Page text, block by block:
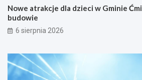
l
a
r
z
i
n
i
e
Nowe atrakcje dla dzieci w Gminie
budowie
6 sierpnia 2026